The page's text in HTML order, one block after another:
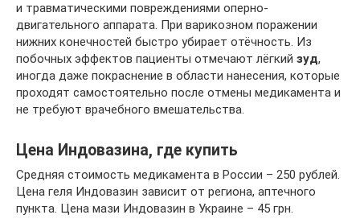
и травматическими повреждениями оперно-
двигательного аппарата. При варикозном поражении
нижних конечностей быстро убирает отёчность. Из
побочных эффектов пациенты отмечают лёгкий зуд,
иногда даже покраснение в области нанесения, которые
проходят самостоятельно после отмены медикамента и
не требуют врачебного вмешательства.
Цена Индовазина, где купить
Средняя стоимость медикамента в России – 250 рублей.
Цена геля Индовазин зависит от региона, аптечного
пункта. Цена мази Индовазин в Украине – 45 грн.